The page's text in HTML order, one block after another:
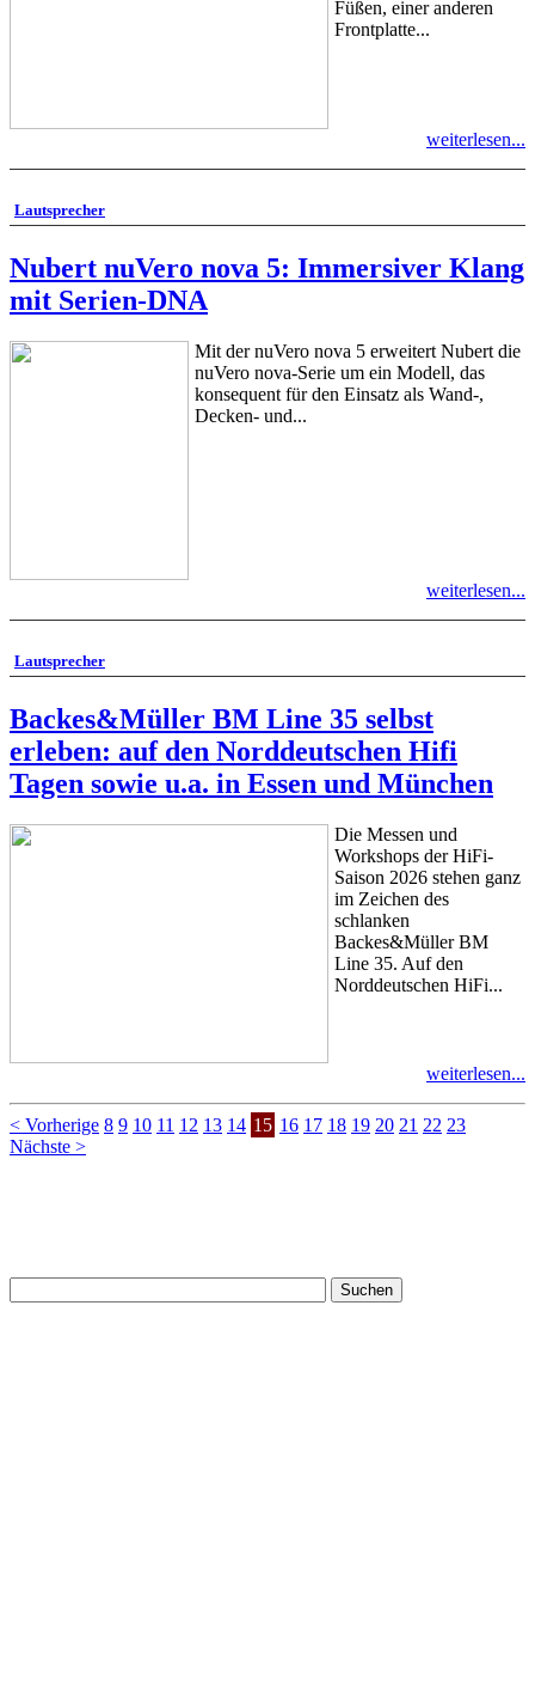
Füßen, einer anderen
Frontplatte...
weiterlesen...
Lautsprecher
Nubert nuVero nova 5: Immersiver Klang
mit Serien-DNA
Mit der nuVero nova 5 erweitert Nubert die
nuVero nova-Serie um ein Modell, das
konsequent für den Einsatz als Wand-,
Decken- und...
weiterlesen...
Lautsprecher
Backes&Müller BM Line 35 selbst
erleben: auf den Norddeutschen Hifi
Tagen sowie u.a. in Essen und München
Die Messen und
Workshops der HiFi-
Saison 2026 stehen ganz
im Zeichen des
schlanken
Backes&Müller BM
Line 35. Auf den
Norddeutschen HiFi...
weiterlesen...
< Vorherige 8 9 10 11 12 13 14 15 16 17 18 19 20 21 22 23
Nächste >